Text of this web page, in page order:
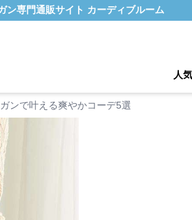
ン専門通販サイト カーディブルーム
人
ンで叶える爽やかコーデ5選